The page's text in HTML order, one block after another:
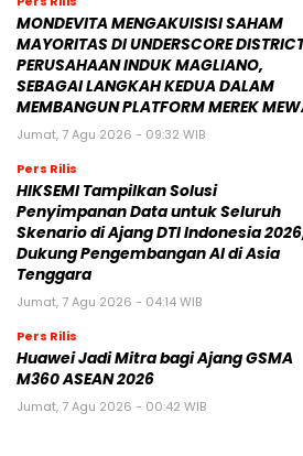
MONDEVITA MENGAKUISISI SAHAM
MAYORITAS DI UNDERSCORE
PERUSAHAAN INDUK MAGLIANO,
SEBAGAI LANGKAH KEDUA DALAM
MEMBANGUN PLATFORM MEREK
Jumat, 7 Agu 2026 - 09:32 WIB
Pers Rilis
HIKSEMI Tampilkan Solusi
Penyimpanan Data untuk Seluruh
Skenario di Ajang DTI Indonesia
Dukung Pengembangan AI di Asia
Tenggara
Jumat, 7 Agu 2026 - 04:14 WIB
Pers Rilis
Huawei Jadi Mitra bagi Ajang GSMA
M360 ASEAN 2026
Jumat, 7 Agu 2026 - 00:42 WIB